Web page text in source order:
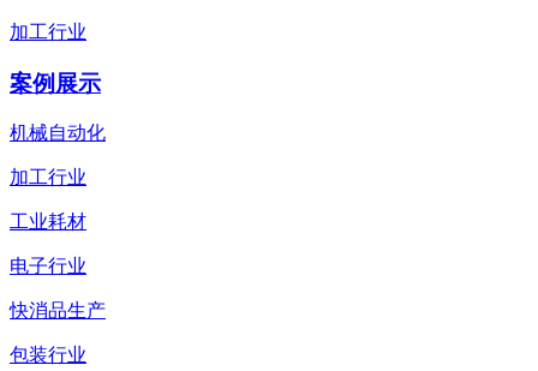
加工行业
案例展示
机械自动化
加工行业
工业耗材
电子行业
快消品生产
包装行业